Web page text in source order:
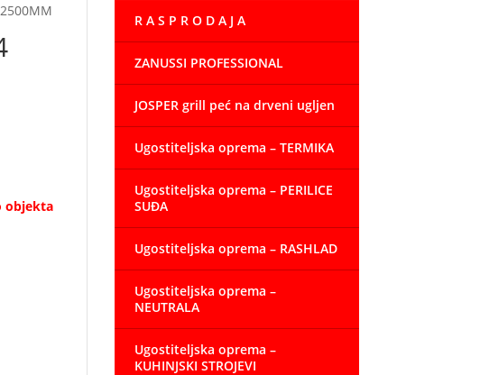
objekta
R A S P R O D A J A
ZANUSSI PROFESSIONAL
JOSPER grill peć na drveni ugljen
Ugostiteljska oprema – TERMIKA
Ugostiteljska oprema – PERILICE
SUĐA
Ugostiteljska oprema – RASHLAD
Ugostiteljska oprema –
NEUTRALA
Ugostiteljska oprema –
KUHINJSKI STROJEVI